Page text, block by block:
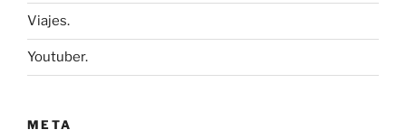
Viajes.
Youtuber.
META